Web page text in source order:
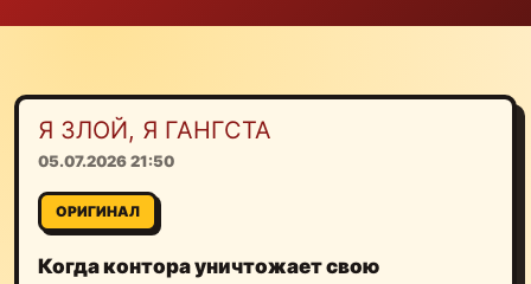
Я ЗЛОЙ, Я ГАНГСТА
05.07.2026 21:50
ОРИГИНАЛ
Когда контора уничтожает свою